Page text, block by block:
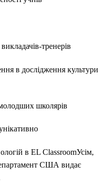
тренерів
в дослідження культури
школярів
в EL ClassroomУсім,
США видає